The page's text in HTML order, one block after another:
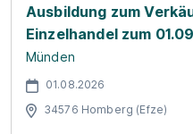
Ausbildung zum
Einzelhandel zum
Münden
01.08.2026
34576 Homberg (Efze)